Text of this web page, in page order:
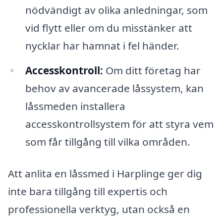
nödvändigt av olika anledningar, som
vid flytt eller om du misstänker att
nycklar har hamnat i fel händer.
Accesskontroll: Om ditt företag har
behov av avancerade låssystem, kan
låssmeden installera
accesskontrollsystem för att styra vem
som får tillgång till vilka områden.
Att anlita en låssmed i Harplinge ger dig
inte bara tillgång till expertis och
professionella verktyg, utan också en